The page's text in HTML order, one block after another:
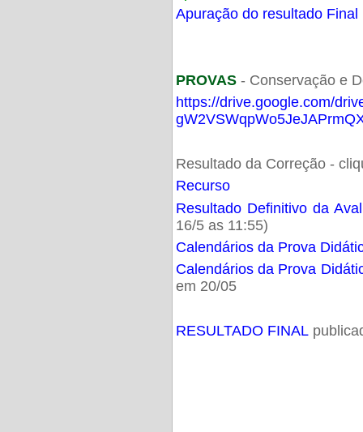
Apuração do resultado Final
PROVAS- Conservação e
https://drive.google.com/
Resultado da Correção -
Recurso
Resultado Definitivo da
16/5 as 11:55)
Calendários da Prova
Calendários da Prova
em 20/05
RESULTADO FINAL